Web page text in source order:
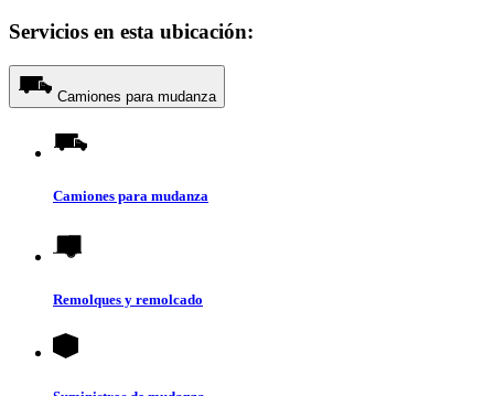
Servicios en esta ubicación:
Camiones para mudanza
Camiones para mudanza
Remolques y remolcado